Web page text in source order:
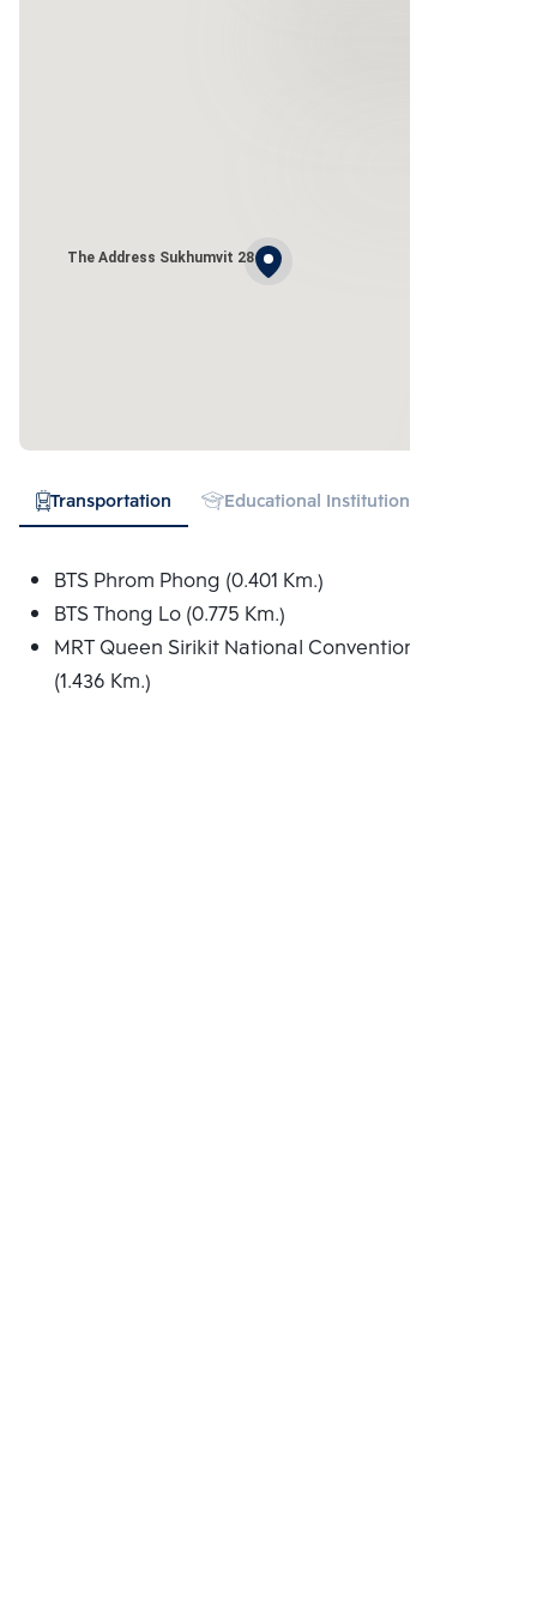
The Address Sukhumvit 28
Transportation Educational Institution
BTS Phrom Phong (0.401 Km.)
BTS Thong Lo (0.775 Km.)
MRT Queen Sirikit National Convention Centre
(1.436 Km.)